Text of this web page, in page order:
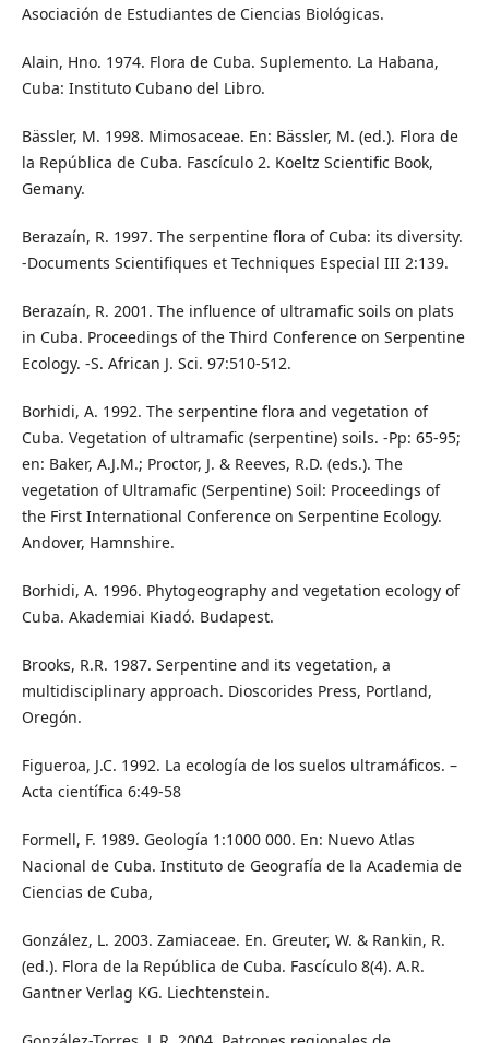
Asociación de Estudiantes de Ciencias Biológicas.
Alain, Hno. 1974. Flora de Cuba. Suplemento. La Habana,
Cuba: Instituto Cubano del Libro.
Bässler, M. 1998. Mimosaceae. En: Bässler, M. (ed.). Flora de
la República de Cuba. Fascículo 2. Koeltz Scientific Book,
Gemany.
Berazaín, R. 1997. The serpentine flora of Cuba: its diversity.
-Documents Scientifiques et Techniques Especial III 2:139.
Berazaín, R. 2001. The influence of ultramafic soils on plats
in Cuba. Proceedings of the Third Conference on Serpentine
Ecology. -S. African J. Sci. 97:510-512.
Borhidi, A. 1992. The serpentine flora and vegetation of
Cuba. Vegetation of ultramafic (serpentine) soils. -Pp: 65-95;
en: Baker, A.J.M.; Proctor, J. & Reeves, R.D. (eds.). The
vegetation of Ultramafic (Serpentine) Soil: Proceedings of
the First International Conference on Serpentine Ecology.
Andover, Hamnshire.
Borhidi, A. 1996. Phytogeography and vegetation ecology of
Cuba. Akademiai Kiadó. Budapest.
Brooks, R.R. 1987. Serpentine and its vegetation, a
multidisciplinary approach. Dioscorides Press, Portland,
Oregón.
Figueroa, J.C. 1992. La ecología de los suelos ultramáficos. –
Acta científica 6:49-58
Formell, F. 1989. Geología 1:1000 000. En: Nuevo Atlas
Nacional de Cuba. Instituto de Geografía de la Academia de
Ciencias de Cuba,
González, L. 2003. Zamiaceae. En. Greuter, W. & Rankin, R.
(ed.). Flora de la República de Cuba. Fascículo 8(4). A.R.
Gantner Verlag KG. Liechtenstein.